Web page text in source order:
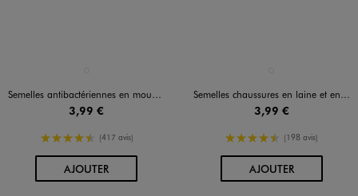
Semelles antibactériennes en mousse mémoire de forme
3,99 €
4.5/5 de moyenne
(417 avis)
AJOUTERAU PANIER
Semelles chaussures en laine et en latex
3,99 €
4.5/5 de moyenne
(198 avis)
AJOUTERAU PANIER